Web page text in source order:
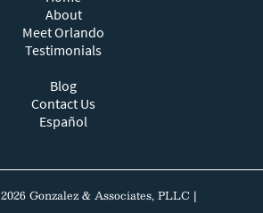
About
Meet Orlando
Testimonials
Blog
Contact Us
Español
2026 Gonzalez & Associates, PLLC |